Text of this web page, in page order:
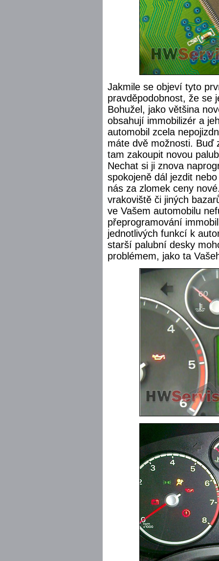
Jakmile se objeví tyto
pravděpodobnost, že se
Bohužel, jako většina
obsahují immobilizér a
automobil zcela
máte dvě možnosti. Buď
tam zakoupit novou
Nechat si ji znova
spokojeně dál jezdit
nás za zlomek ceny
vrakoviště či jiných
ve Vašem automobilu
přeprogramování
jednotlivých funkcí k
starší palubní desky
problémem, jako ta